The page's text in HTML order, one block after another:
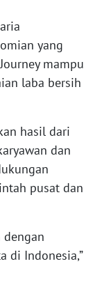
yang
mampu
laba bersih
hasil dari
dan
pusat dan
di Indonesia,”